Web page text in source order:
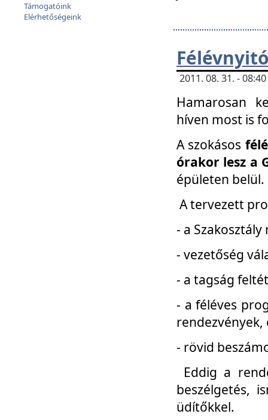
Támogatóink
Elérhetőségeink
2011. 08. 31. -
Hamarosan
híven most is
A szokásos
órakor lesz a
épületen belül.
A tervezett
- a
- vezetőség
- a tagság
- a féléves
- rövid
Eddig a
beszélgetés,
üdítőkkel.